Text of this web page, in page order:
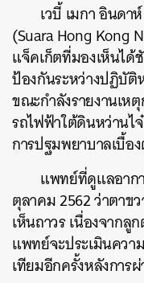
เวบี้ เมกา อินดา
(Suara Hong Kong
แจ็คเก็ตที่มองเห็นได้
ป้องกันระหว่างปฏิบั
ขณะกำลังรายงานเห
รถไฟฟ้าใต้ดินหว่านไ
การปฐมพยาบาลเบื้อ
แพทย์ที่ดูแลอาก
ตุลาคม 2562 ว่าตาข
เห็นถาวร เนื่องจากลู
แพทย์จะประเมินควา
เทียมอีกครั้งหลังการ